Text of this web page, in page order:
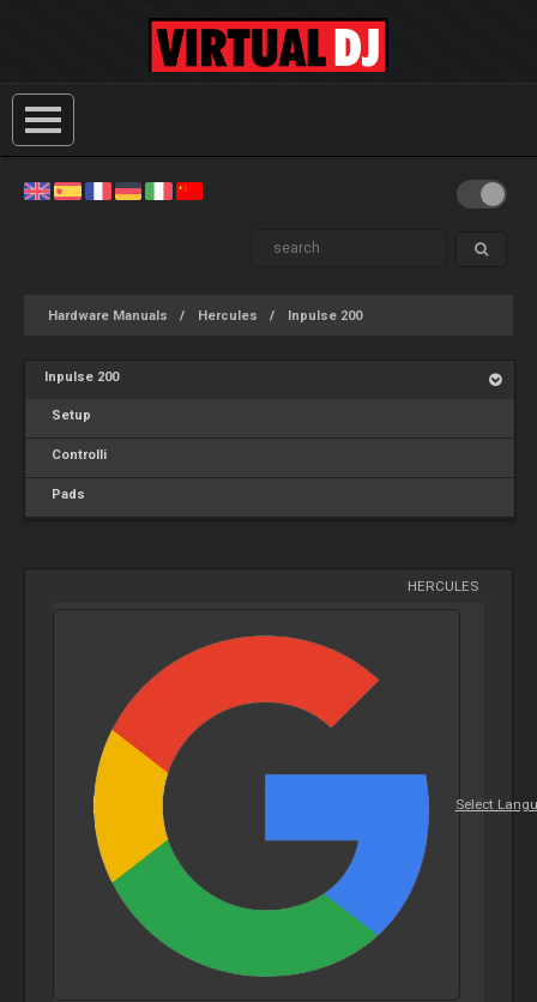
Hardware Manuals Hercules Inpulse 200
Inpulse 200
Setup
Controlli
Pads
HERCULES
Select